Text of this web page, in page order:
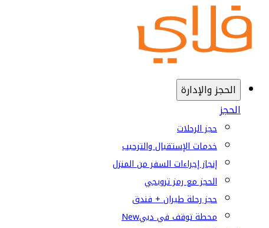
الحجز والإدارة
الحجز
حجز الرحلات
خدمات الإستقبال والترحيب
إنجاز إجراءات السفر من المنزل
الحجز مع رمز ترويجي
حجز رحلة طيران + فندق
محطة توقف في دبيNew